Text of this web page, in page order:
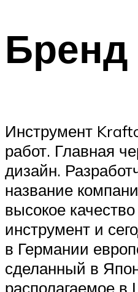
Инструмент
работ. Главная
дизайн.
название
высокое
инструмент и
в Германии
сделанный в
располагаемое